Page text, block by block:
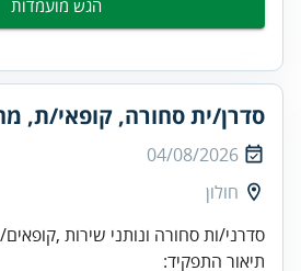
הגש מועמדות
סדרן/ית סחורה, קופאי/ת,
04/08/2026
חולון